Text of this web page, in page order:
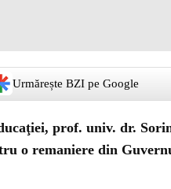
Urmărește BZI pe Google
prof. univ. dr.
o remaniere din